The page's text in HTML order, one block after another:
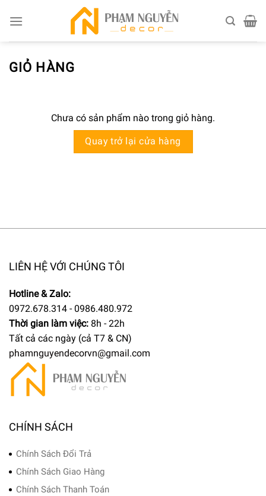
GIỎ HÀNG
Chưa có sản phẩm nào trong giỏ hàng.
Quay trở lại cửa hàng
LIÊN HỆ VỚI CHÚNG TÔI
Hotline & Zalo:
0972.678.314 - 0986.480.972
Thời gian làm việc: 8h - 22h
Tất cả các ngày (cả T7 & CN)
phamnguyendecorvn@gmail.com
CHÍNH SÁCH
Chính Sách Đổi Trả
Chính Sách Giao Hàng
Chính Sách Thanh Toán